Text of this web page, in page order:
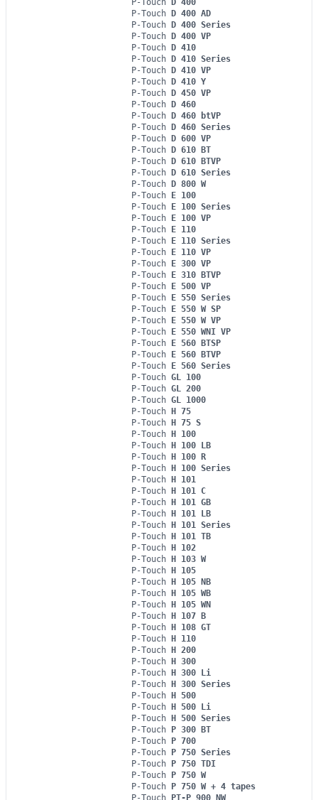
P-Touch D 400
P-Touch D 400 AD
P-Touch D 400 Series
P-Touch D 400 VP
P-Touch D 410
P-Touch D 410 Series
P-Touch D 410 VP
P-Touch D 410 Y
P-Touch D 450 VP
P-Touch D 460
P-Touch D 460 btVP
P-Touch D 460 Series
P-Touch D 600 VP
P-Touch D 610 BT
P-Touch D 610 BTVP
P-Touch D 610 Series
P-Touch D 800 W
P-Touch E 100
P-Touch E 100 Series
P-Touch E 100 VP
P-Touch E 110
P-Touch E 110 Series
P-Touch E 110 VP
P-Touch E 300 VP
P-Touch E 310 BTVP
P-Touch E 500 VP
P-Touch E 550 Series
P-Touch E 550 W SP
P-Touch E 550 W VP
P-Touch E 550 WNI VP
P-Touch E 560 BTSP
P-Touch E 560 BTVP
P-Touch E 560 Series
P-Touch GL 100
P-Touch GL 200
P-Touch GL 1000
P-Touch H 75
P-Touch H 75 S
P-Touch H 100
P-Touch H 100 LB
P-Touch H 100 R
P-Touch H 100 Series
P-Touch H 101
P-Touch H 101 C
P-Touch H 101 GB
P-Touch H 101 LB
P-Touch H 101 Series
P-Touch H 101 TB
P-Touch H 102
P-Touch H 103 W
P-Touch H 105
P-Touch H 105 NB
P-Touch H 105 WB
P-Touch H 105 WN
P-Touch H 107 B
P-Touch H 108 GT
P-Touch H 110
P-Touch H 200
P-Touch H 300
P-Touch H 300 Li
P-Touch H 300 Series
P-Touch H 500
P-Touch H 500 Li
P-Touch H 500 Series
P-Touch P 300 BT
P-Touch P 700
P-Touch P 750 Series
P-Touch P 750 TDI
P-Touch P 750 W
P-Touch P 750 W + 4 tapes